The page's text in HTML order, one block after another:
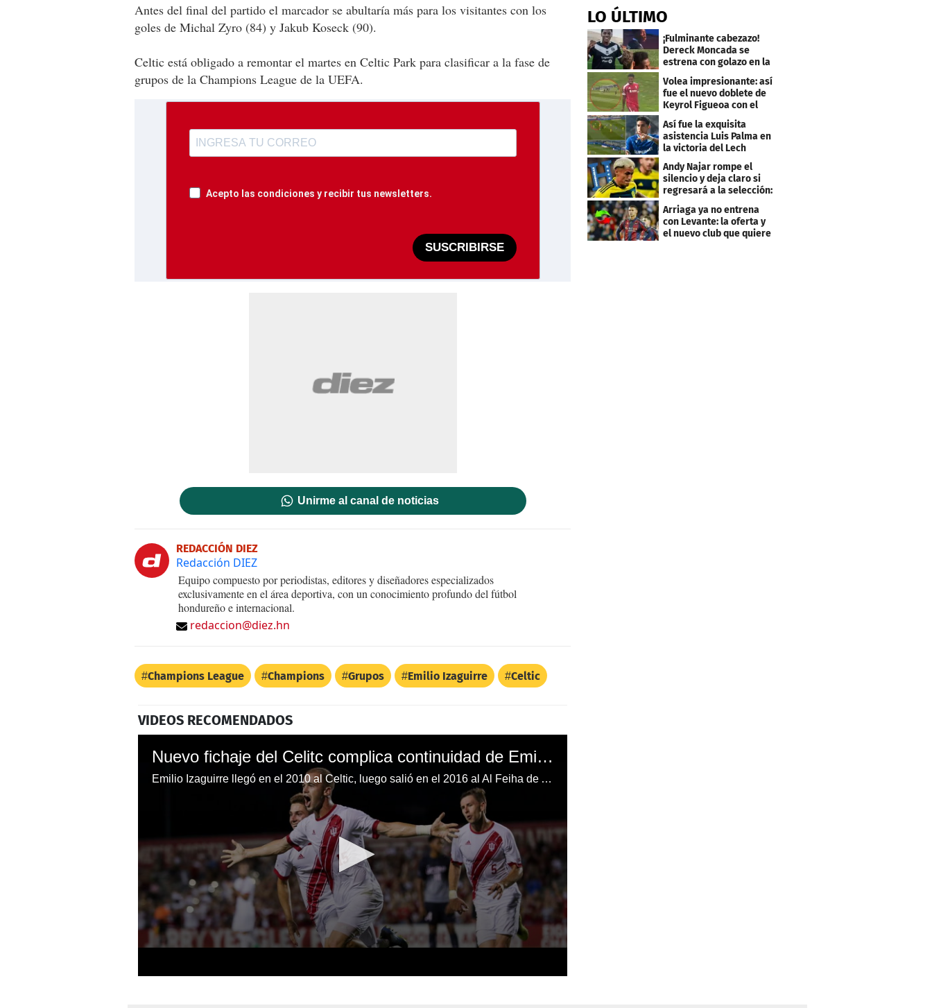
Antes del final del partido el marcador se abultaría más para los visitantes con los
goles de Michal Zyro (84) y Jakub Koseck (90).
Celtic está obligado a remontar el martes en Celtic Park para clasificar a la fase de
grupos de la Champions League de la UEFA.
Acepto las condiciones y recibir tus newsletters.
SUSCRIBIRSE
Unirme al canal de noticias
REDACCIÓN DIEZ
Redacción DIEZ
Equipo compuesto por periodistas, editores y diseñadores especializados
exclusivamente en el área deportiva, con un conocimiento profundo del fútbol
hondureño e internacional.
redaccion@diez.hn
Champions League Champions Grupos Emilio Izaguirre Celtic
VIDEOS RECOMENDADOS
Nuevo fichaje del Celitc complica continuidad de Emilio Izaguirre
Emilio Izaguirre llegó en el 2010 al Celtic, luego salió en el 2016 al Al Feiha de Arabia Saudita y en el 2017 tuvo su regreso.
LO ÚLTIMO
¡Fulminante cabezazo!
Dereck Moncada se
estrena con golazo en la
Liga de Suiza
Volea impresionante: así
fue el nuevo doblete de
Keyrol Figueoa con el
Liverpool
Así fue la exquisita
asistencia Luis Palma en
la victoria del Lech
Poznán
Andy Najar rompe el
silencio y deja claro si
regresará a la selección:
"Firme..."
Arriaga ya no entrena
con Levante: la oferta y
el nuevo club que quiere